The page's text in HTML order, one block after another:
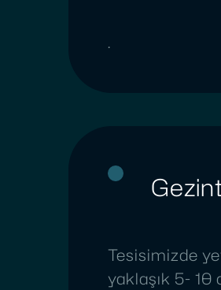
.
Tesisimizde
yaklaşık 5- 10